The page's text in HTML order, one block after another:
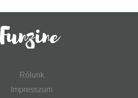
Rólunk
Impresszum